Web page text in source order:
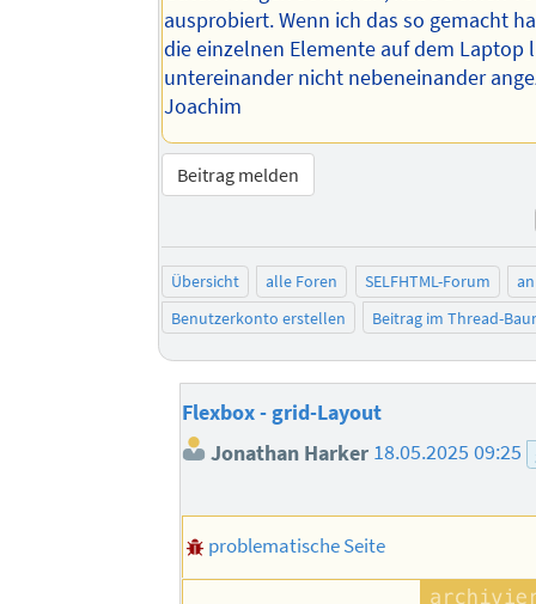
ausprobiert. Wenn ich das so gemacht
die einzelnen Elemente auf dem Laptop
untereinander nicht nebeneinander
Joachim
Beitrag melden
Übersicht alle Foren SELFHTML-Forum
Benutzerkonto erstellen
Beitrag im Thread-
Flexbox - grid-Layout
Jonathan Harker 18.05.2025 09:25
problematische Seite